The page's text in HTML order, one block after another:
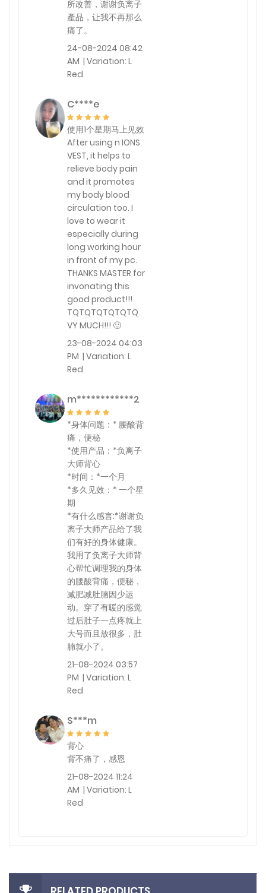
所改善，谢谢负离子
產品，让我不再那么
痛了。
24-08-2024 08:42
AM | Variation: L
Red
C****e
使用1个星期马上见效
After using n IONS
VEST, it helps to
relieve body pain
and it promotes
my body blood
circulation too. I
love to wear it
especially during
long working hour
in front of my pc.
THANKS MASTER for
invonating this
good product!!!
TQTQTQTQTQTQ
VY MUCH!!! 🙂
23-08-2024 04:03
PM | Variation: L
Red
m************2
*身体问题：* 腰酸背
痛，便秘
*使用产品：*负离子
大师背心
*时间：*一个月
*多久见效：* 一个星
期
*有什么感言:*谢谢负
离子大师产品给了我
们有好的身体健康。
我用了负离子大师背
心帮忙调理我的身体
的腰酸背痛，便秘，
减肥减肚腩因少运
动。穿了有暖的感觉
过后肚子一点疼就上
大号而且放很多，肚
腩就小了。
21-08-2024 03:57
PM | Variation: L
Red
S***m
背心
背不痛了，感恩
21-08-2024 11:24
AM | Variation: L
Red